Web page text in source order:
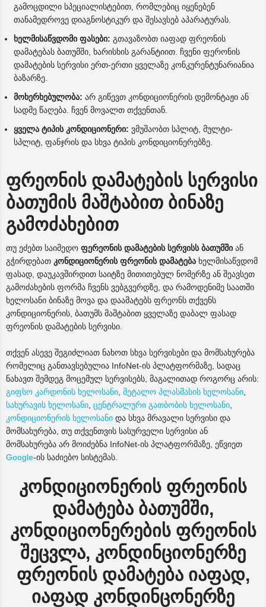
გამოცდილი სპეციალისტებით, რომლებიც იყენებენ
თანამედროვე დიაგნოსტიკურ და შესავსებ აპარატურას.
ხელმისაწვდომი ფასები: გთავაზობთ იაფად ფრეონის
დამატებას ბათუმში, ხარისხის გარანტიით. ჩვენი ფერონის
დამატების სერვისი ერთ-ერთი ყველაზე კონკურენტუნარიანია
ბაზარზე.
მოხერხებულობა: არ გიწევთ კონდიციონერის დემონტაჟი ან
სადმე წაღება. ჩვენ მოვალთ თქვენთან.
ყველა ტიპის კონდიციონერი: ვმუშაობთ სპლიტ, მულტი-
სპლიტ, ფანჯრის და სხვა ტიპის კონდიციონერებზე.
ფრეონის დამატების სერვისი
ბათუმის მაშტაბით ბინაზე
გამოძახებით
თუ ეძებთ საიმედო ფერეონის დამატების სერვისს ბათუმში ან
გჭირდებათ კონდიციონერის ფრეონის დამატება ხელმისაწვდომ
ფასად, დაუკავშირდით საიტზე მითითებულ ნომერზე ან შეავსეთ
გამოძახების ფორმა ჩვენს ვებგვერდზე, და რამოდენიმე საათში
ხელოსანი ბინაზე მოვა და დაამატებს ფრეონს თქვენს
კონდიციონერის, ბათუმს მაშტაბით ყველაზე დაბალ ფასად
ფრეონის დამატების სერვისი.
თქვენ ასევე შეგიძლიათ ნახოთ სხვა სერვისები და მომსახურება
რომელიც განთავსებულია InfoNet-ის პლატფორმაზე, სადაც
ნახავთ შემდეგ მოცემულ სერვისებს, მაგალითად როგორც არის:
გიფსო კარდონის ხელოსანი მეტალო პლასმასის ხელოსანი
სახურავის ხელოსანი ცენტრალური გათბობის ხელოსანი
კონდიციონერის ხელოსანი და სხვა მრავალი სერვისი და
მომსახურება, თუ თქვენთვის სასურველი სერვისი ან
მომსახურება არ მოიძებნა InfoNet-ის პლატფორმაზე, ეწვიეთ
Google-ის საძიებო სისტემას.
კონდიციონერის ფრეონის
დამატება ბათუმში,
კონდიციონერების ფრეონის
შეცვლა, კონდინციონერზე
ფრეონის დამატება იაფად,
იაფად კონდინცონერზე